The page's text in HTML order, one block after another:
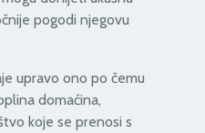
pogodi njegovu
upravo ono po čemu
domaćina,
koje se prenosi s